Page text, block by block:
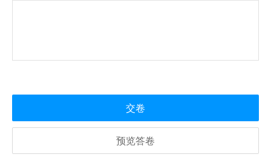
交卷
预览答卷